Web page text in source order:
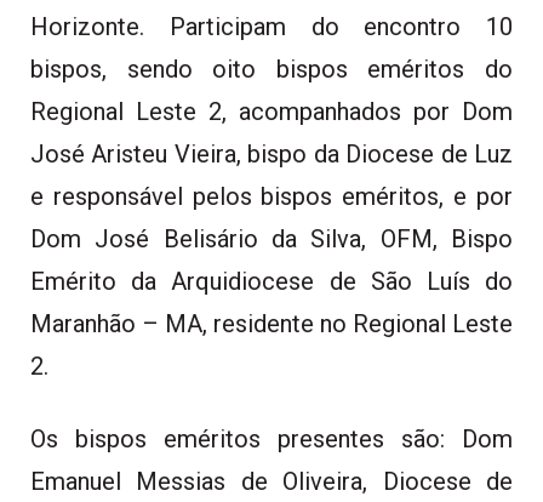
Horizonte. Participam do encontro 10
bispos, sendo oito bispos eméritos do
Regional Leste 2, acompanhados por Dom
José Aristeu Vieira, bispo da Diocese de Luz
e responsável pelos bispos eméritos, e por
Dom José Belisário da Silva, OFM, Bispo
Emérito da Arquidiocese de São Luís do
Maranhão – MA, residente no Regional Leste
2.
Os bispos eméritos presentes são: Dom
Emanuel Messias de Oliveira, Diocese de